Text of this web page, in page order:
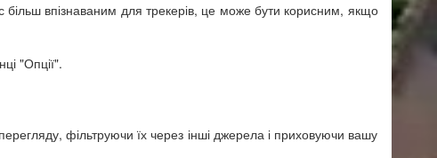
впізнаваним для трекерів, це може бути корисним, якщо
"Опції".
фільтруючи їх через інші джерела і приховуючи вашу